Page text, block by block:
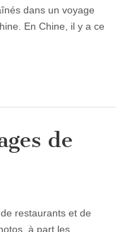
dans un voyage
En Chine, il y a ce
de
restaurants et de
à part les